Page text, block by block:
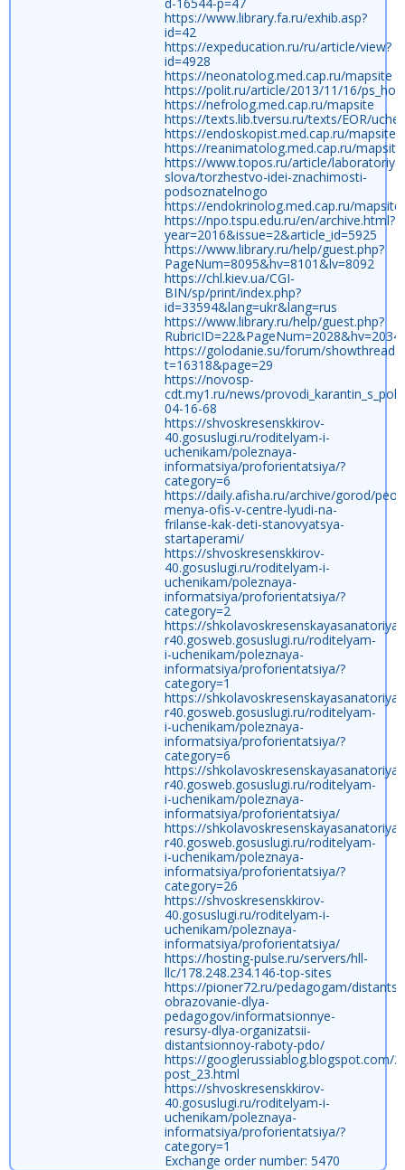
https://www.library.fa.ru/exhib.asp?
id=42
https://expeducation.ru/ru/article/view?
id=4928
https://neonatolog.med.cap.ru/mapsite
https://polit.ru/article/2013/11/16/
https://nefrolog.med.cap.ru/mapsite
https://texts.lib.tversu.ru/texts/EOR/
https://endoskopist.med.cap.ru/mapsite
https://reanimatolog.med.cap.ru/mapsite
https://www.topos.ru/article/
slova/torzhestvo-idei-znachimosti-
podsoznatelnogo
https://endokrinolog.med.cap.ru/mapsite
https://npo.tspu.edu.ru/en/archive.html?
year=2016&issue=2&article_id=5925
https://www.library.ru/help/guest.php?
PageNum=8095&hv=8101&lv=8092
https://chl.kiev.ua/CGI-
BIN/sp/print/index.php?
id=33594&lang=ukr&lang=rus
https://www.library.ru/help/guest.php?
https://golodanie.su/forum/
t=16318&page=29
https://novosp-
cdt.my1.ru/news/
04-16-68
https://shvoskresenskkirov-
40.gosuslugi.ru/roditelyam-i-
uchenikam/poleznaya-
informatsiya/proforientatsiya/?
category=6
https://daily.afisha.ru/archive/gorod/
menya-ofis-v-centre-lyudi-na-
frilanse-kak-deti-stanovyatsya-
startaperami/
https://shvoskresenskkirov-
40.gosuslugi.ru/roditelyam-i-
uchenikam/poleznaya-
informatsiya/proforientatsiya/?
category=2
https://
r40.gosweb.gosuslugi.ru/roditelyam-
i-uchenikam/poleznaya-
informatsiya/proforientatsiya/?
category=1
https://
r40.gosweb.gosuslugi.ru/roditelyam-
i-uchenikam/poleznaya-
informatsiya/proforientatsiya/?
category=6
https://
r40.gosweb.gosuslugi.ru/roditelyam-
i-uchenikam/poleznaya-
informatsiya/proforientatsiya/
https://
r40.gosweb.gosuslugi.ru/roditelyam-
i-uchenikam/poleznaya-
informatsiya/proforientatsiya/?
category=26
https://shvoskresenskkirov-
40.gosuslugi.ru/roditelyam-i-
uchenikam/poleznaya-
informatsiya/proforientatsiya/
https://hosting-pulse.ru/servers/hll-
llc/178.248.234.146-top-sites
https://pioner72.ru/pedagogam/
obrazovanie-dlya-
pedagogov/informatsionnye-
resursy-dlya-organizatsii-
distantsionnoy-raboty-pdo/
https://googlerussiablog.blogspot.com/
post_23.html
https://shvoskresenskkirov-
40.gosuslugi.ru/roditelyam-i-
uchenikam/poleznaya-
informatsiya/proforientatsiya/?
category=1
Exchange order number: 5470